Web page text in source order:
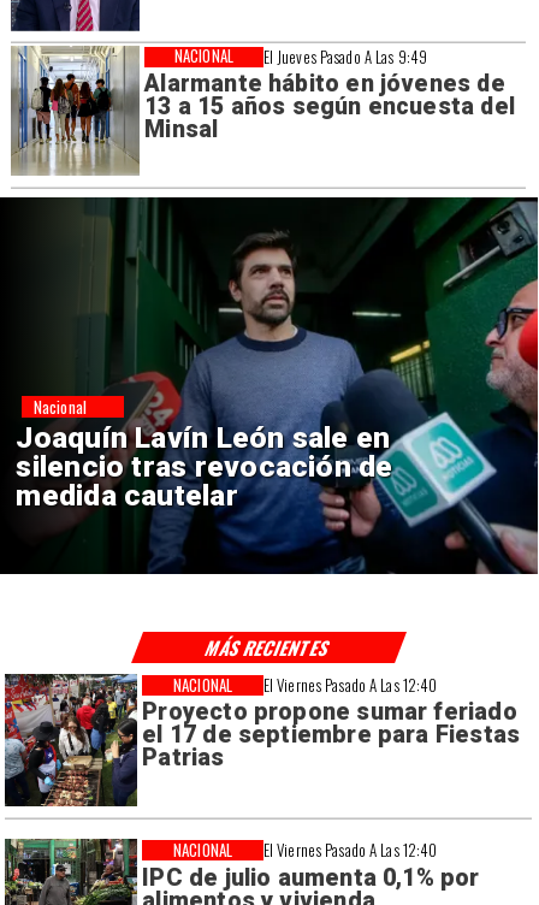
El Jueves Pasado A Las 9:49
Alarmante hábito en jóvenes de
13 a 15 años según encuesta del
Minsal
NACIONAL
Chile y Venezuela formalizan
reinicio de relaciones
consulares
Nacional
El Viernes Pasado A Las 12:40
Proyecto propone sumar feriado
el 17 de septiembre para Fiestas
Patrias
NACIONAL
El Viernes Pasado A Las 12:40
IPC de julio aumenta 0,1% por
NACIONAL
MÁS RECIENTES